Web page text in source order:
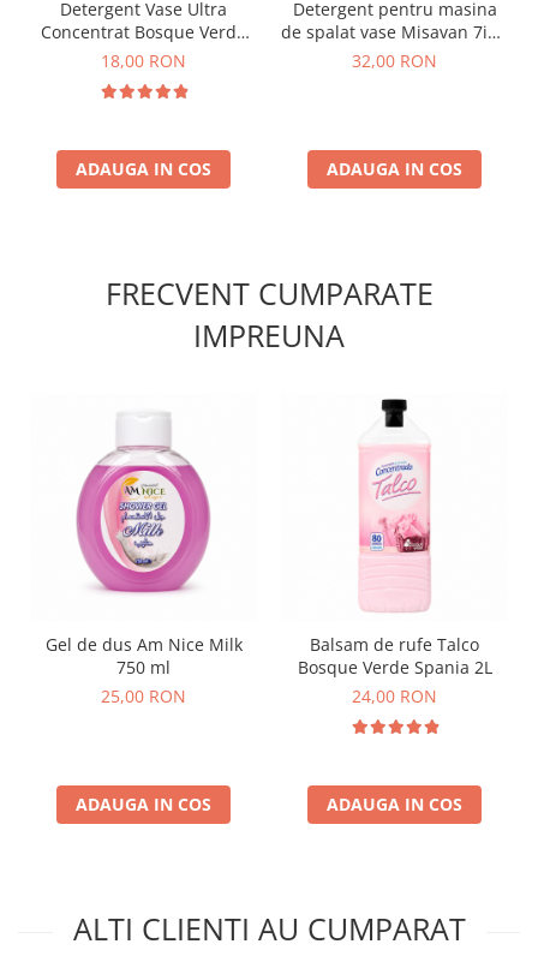
Detergent Vase Ultra
Concentrat Bosque Verde
Spania 1.3L
18,00 RON
ADAUGA IN COS
Detergent pentru masina
de spalat vase Misavan 7in1
25 tablete
32,00 RON
ADAUGA IN COS
FRECVENT CUMPARATE
IMPREUNA
Gel de dus Am Nice Milk
750 ml
25,00 RON
ADAUGA IN COS
Balsam de rufe Talco
Bosque Verde Spania 2L
24,00 RON
ADAUGA IN COS
ALTI CLIENTI AU CUMPARAT